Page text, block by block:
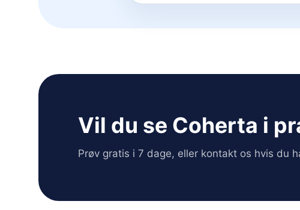
Vil du se Coherta i
Prøv gratis i 7 dage, eller kontakt os hvis du